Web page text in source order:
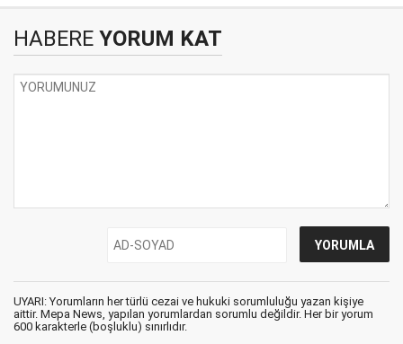
HABERE YORUM KAT
UYARI: Yorumların her türlü cezai ve hukuki sorumluluğu yazan kişiye
aittir. Mepa News, yapılan yorumlardan sorumlu değildir. Her bir yorum
600 karakterle (boşluklu) sınırlıdır.